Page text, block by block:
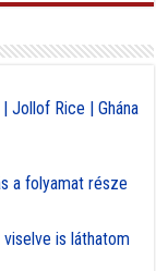
Jollof Rice | Ghána
a folyamat része
is láthatom